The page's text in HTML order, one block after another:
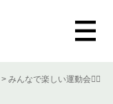
> みんなで楽しい運動会🏃‍♂️